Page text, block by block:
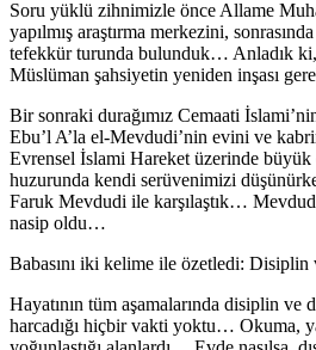
Soru yüklü zihnimizle önce Allame
yapılmış araştırma merkezini,
tefekkür turunda bulunduk… Anladık
Müslüman şahsiyetin yeniden inşası
Bir sonraki durağımız Cemaati
Ebu’l A’la el-Mevdudi’nin evini ve
Evrensel İslami Hareket üzerinde büyük
huzurunda kendi serüvenimizi
Faruk Mevdudi ile karşılaştık…
nasip oldu…
Babasını iki kelime ile özetledi:
Hayatının tüm aşamalarında disiplin
harcadığı hiçbir vakti yoktu… Okuma,